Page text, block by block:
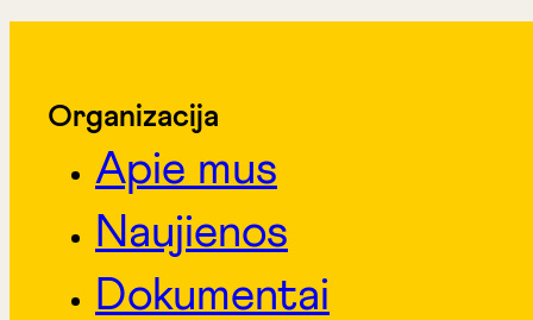
Organizacija
Apie mus
Naujienos
Dokumentai